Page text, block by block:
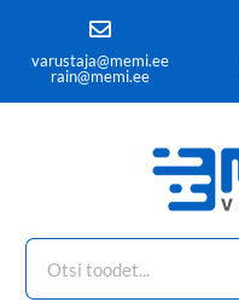
varustaja@memi.ee
rain@memi.ee